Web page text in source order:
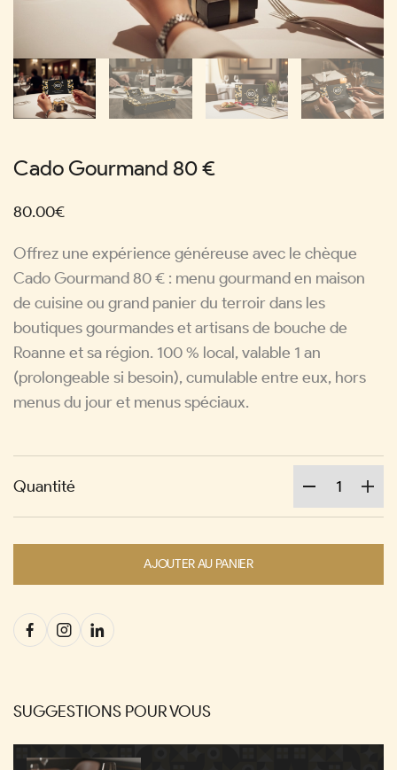
Cado Gourmand 80 €
80.00€
Offrez une expérience généreuse avec le chèque
Cado Gourmand 80 € : menu gourmand en maison
de cuisine ou grand panier du terroir dans les
boutiques gourmandes et artisans de bouche de
Roanne et sa région. 100 % local, valable 1 an
(prolongeable si besoin), cumulable entre eux, hors
menus du jour et menus spéciaux.
Quantité
AJOUTER AU PANIER
SUGGESTIONS POUR VOUS